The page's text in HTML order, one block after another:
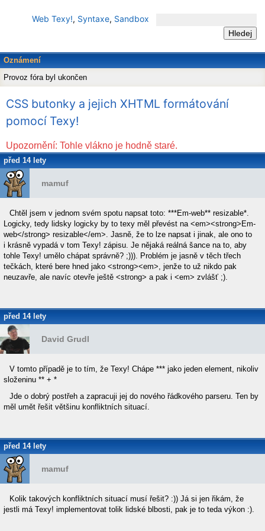
Web Texy!, Syntaxe, Sandbox
Oznámení
Provoz fóra byl ukončen
CSS butonky a jejich XHTML formátování
pomocí Texy!
Upozornění: Tohle vlákno je hodně staré.
před 14 lety
mamuf
Chtěl jsem v jednom svém spotu napsat toto: ***Em-web** resizable*.
Logicky, tedy lidsky logicky by to texy měl převést na <em><strong>Em-
web</strong> resizable</em>. Jasně, že to lze napsat i jinak, ale ono to
i krásně vypadá v tom Texy! zápisu. Je nějaká reálná šance na to, aby
tohle Texy! umělo chápat správně? ;))). Problém je jasně v těch třech
tečkách, které bere hned jako <strong><em>, jenže to už nikdo pak
neuzavře, ale navíc otevře ještě <strong> a pak i <em> zvlášť ;).
před 14 lety
David Grudl
V tomto případě je to tím, že Texy! Chápe *** jako jeden element, nikoliv
složeninu ** + *
Jde o dobrý postřeh a zapracuji jej do nového řádkového parseru. Ten by
měl umět řešit většinu konfliktních situací.
před 14 lety
mamuf
Kolik takových konfliktních situací musí řešit? :)) Já si jen řikám, že
jestli má Texy! implementovat tolik lidské blbosti, pak je to teda výkon :).